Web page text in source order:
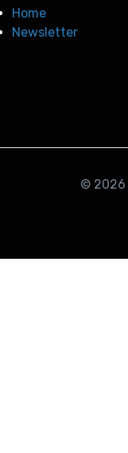
Home
Newsletter
© 2026